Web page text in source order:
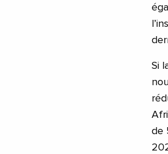
Si
de